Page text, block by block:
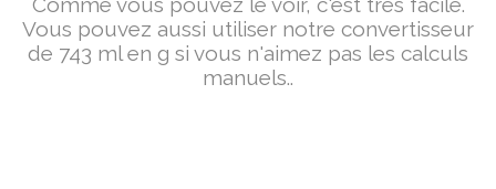
Vous pouvez aussi utiliser notre convertisseur
de 743 ml en g si vous n'aimez pas les calculs
manuels..